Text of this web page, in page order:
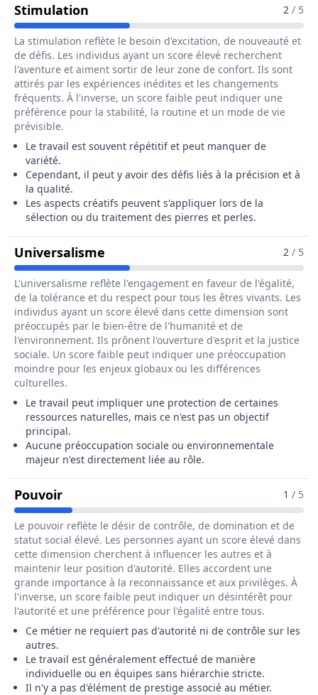
Stimulation Pour Le Métier De Trieur / Trieuse
2 / 5
La stimulation reflète le besoin d'excitation, de nouveauté et
de défis. Les individus ayant un score élevé recherchent
l'aventure et aiment sortir de leur zone de confort. Ils sont
attirés par les expériences inédites et les changements
fréquents. À l'inverse, un score faible peut indiquer une
préférence pour la stabilité, la routine et un mode de vie
prévisible.
Le travail est souvent répétitif et peut manquer de
variété.
Cependant, il peut y avoir des défis liés à la précision et à
la qualité.
Les aspects créatifs peuvent s'appliquer lors de la
sélection ou du traitement des pierres et perles.
Universalisme Pour Le Métier De Trieur / 2 / 5
L'universalisme reflète l'engagement en faveur de l'égalité,
de la tolérance et du respect pour tous les êtres vivants. Les
individus ayant un score élevé dans cette dimension sont
préoccupés par le bien-être de l'humanité et de
l'environnement. Ils prônent l'ouverture d'esprit et la justice
sociale. Un score faible peut indiquer une préoccupation
moindre pour les enjeux globaux ou les différences
culturelles.
Le travail peut impliquer une protection de certaines
ressources naturelles, mais ce n'est pas un objectif
principal.
Aucune préoccupation sociale ou environnementale
majeur n'est directement liée au rôle.
PouvoirPour Le Métier De Trieur / Trieuse De
1 / 5
Le pouvoir reflète le désir de contrôle, de domination et de
statut social élevé. Les personnes ayant un score élevé dans
cette dimension cherchent à influencer les autres et à
maintenir leur position d'autorité. Elles accordent une
grande importance à la reconnaissance et aux privilèges. À
l'inverse, un score faible peut indiquer un désintérêt pour
l'autorité et une préférence pour l'égalité entre tous.
Ce métier ne requiert pas d'autorité ni de contrôle sur les
autres.
Le travail est généralement effectué de manière
individuelle ou en équipes sans hiérarchie stricte.
Il n'y a pas d'élément de prestige associé au métier.